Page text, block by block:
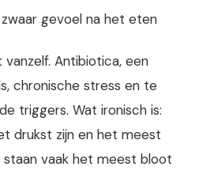
gevoel na het eten
Antibiotica, een
chronische stress en te
triggers. Wat ironisch is:
drukst zijn en het meest
vaak het meest bloot